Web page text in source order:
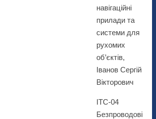
навігаційні
прилади та
системи для
рухомих
об’єктів,
Іванов Сергій
Вікторович
ІТС-04
Безпроводові